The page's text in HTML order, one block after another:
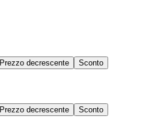
Prezzo decrescente Sconto
Prezzo decrescente Sconto